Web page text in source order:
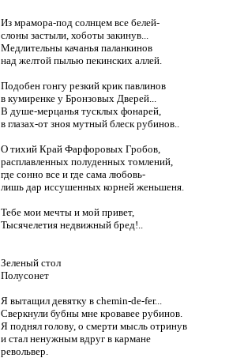
Из мрамора-под солнцем все белей-
слоны застыли, хоботы закинув...
Медлительны качанья паланкинов
над желтой пылью пекинских аллей.
Подобен гонгу резкий крик павлинов
в кумиренке у Бронзовых Дверей...
В душе-мерцанья тусклых фонарей,
в глазах-от зноя мутный блеск рубинов..
О тихий Край Фарфоровых Гробов,
расплавленных полуденных томлений,
где сонно все и где сама любовь-
лишь дар иссушенных корней женьшеня.
Тебе мои мечты и мой привет,
Тысячелетия недвижный бред!..
Зеленый стол
Полусонет
Я вытащил девятку в chemin-de-fer...
Сверкнули бубны мне кровавее рубинов.
Я поднял голову, о смерти мысль отринув
и стал ненужным вдруг в кармане
револьвер.